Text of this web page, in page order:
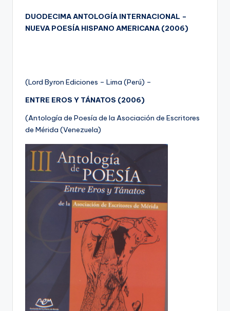
DUODECIMA ANTOLOGÍA INTERNACIONAL –
NUEVA POESÍA HISPANO AMERICANA (2006)
(Lord Byron Ediciones – Lima (Perú) –
ENTRE EROS Y TÁNATOS (2006)
(Antología de Poesía de la Asociación de Escritores
de Mérida (Venezuela)